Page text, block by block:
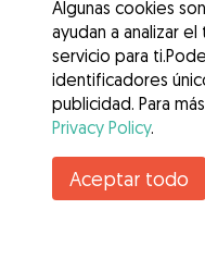
¿Conoces los
Algunas cookies
ayudan a analizar
servicio para
identificadores
publicidad. Para
Privacy Policy.
Aceptar todo